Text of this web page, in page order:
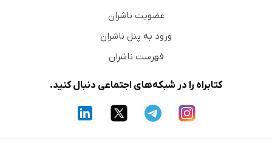
عضویت ناشران
ورود به پنل ناشران
فهرست ناشران
کتابراه را در شبکه‌های اجتماعی دنبال کنید.